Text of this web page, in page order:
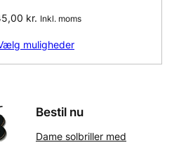
kr. Inkl. moms
muligheder
Bestil nu
Dame solbriller med